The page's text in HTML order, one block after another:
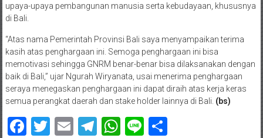
upaya-upaya pembangunan manusia serta kebudayaan, khususnya
di Bali.
“Atas nama Pemerintah Provinsi Bali saya menyampaikan terima
kasih atas penghargaan ini. Semoga penghargaan ini bisa
memotivasi sehingga GNRM benar-benar bisa dilaksanakan dengan
baik di Bali,” ujar Ngurah Wiryanata, usai menerima penghargaan
seraya menegaskan penghargaan ini dapat diraih atas kerja keras
semua perangkat daerah dan stake holder lainnya di Bali. (bs)
Facebook
Twitter
EmailTelegram
WhatsApp
LineShare